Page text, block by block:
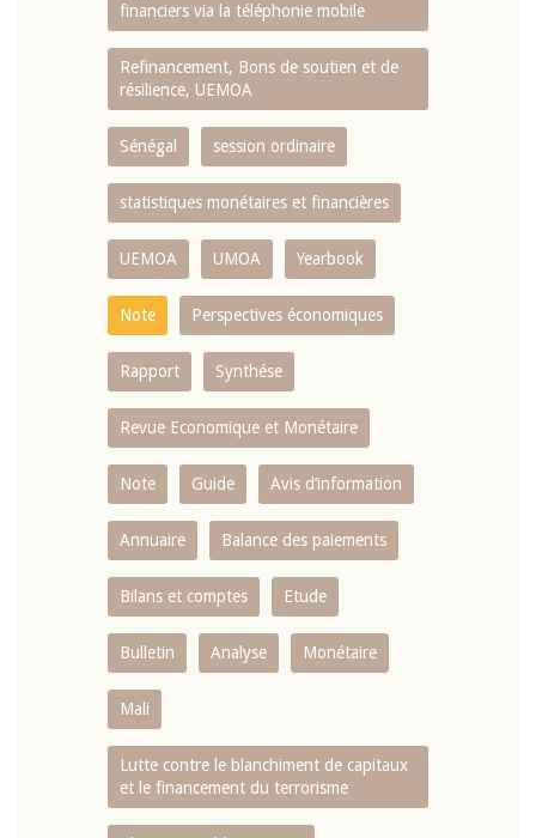
financiers via la téléphonie mobile
Refinancement, Bons de soutien et de
résilience, UEMOA
Sénégal session ordinaire
statistiques monétaires et financières
UEMOA UMOA Yearbook
Note Perspectives économiques
Rapport Synthése
Revue Economique et Monétaire
Note Guide Avis d’information
Annuaire Balance des paiements
Bilans et comptes Etude
Bulletin Analyse Monétaire
Mali
Lutte contre le blanchiment de capitaux
et le financement du terrorisme